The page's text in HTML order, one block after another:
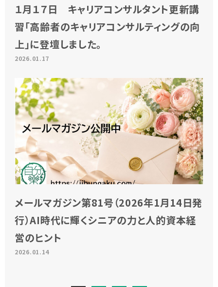
１月１７日 キャリアコンサルタント更新講
習「高齢者のキャリアコンサルティングの向
上」に登壇しました。
2026.01.17
メールマガジン第81号（2026年1月14日発
行）AI時代に輝くシニアの力と人的資本経
営のヒント
2026.01.14